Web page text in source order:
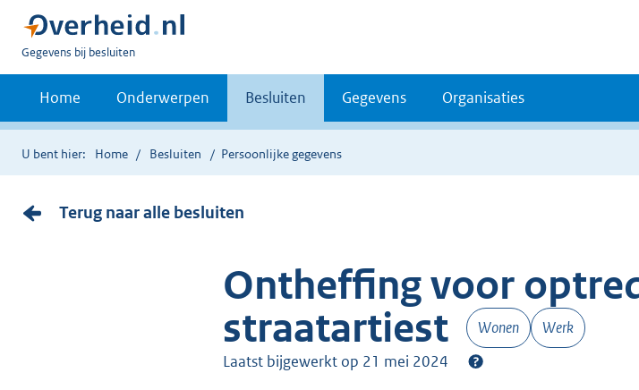
U
bent
Gegevens bij besluiten
Home Onderwerpen Besluiten Gegevens Organisaties
U bent hier: Home Besluiten Persoonlijke gegevens
Terug naar alle besluiten
Ontheffing voor
straatartiest
Wonen
Werk
Laatst bijgewerkt op 21 mei 2024